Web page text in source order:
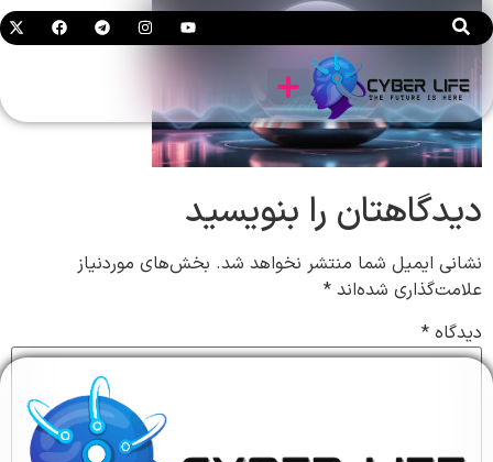
دیدگاهتان را بنویسید
نشانی ایمیل شما منتشر نخواهد شد. بخش‌های موردنیاز
علامت‌گذاری شده‌اند *
دیدگاه *